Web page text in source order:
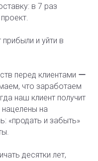
в 7 раз
и уйти в
перед клиентами ー
что заработаем
наш клиент получит
на
«продать и забыть»
десятки лет,